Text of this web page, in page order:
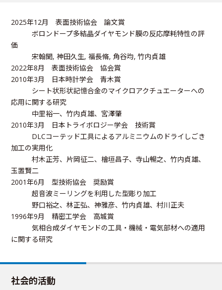
2025年12月 表面技術協会 論文賞
ボロンドープ多結晶ダイヤモンド膜の反応摩耗特性の評
価
宋翰聞, 神田久生, 福長脩, 角谷均, 竹内貞雄
2022年8月 表面技術協会 協会賞
2010年3月 日本時計学会 青木賞
シート状形状記憶合金のマイクロアクチュエーターへの
応用に関する研究
中里裕一、竹内貞雄、宮澤肇
2010年3月 日本トライボロジー学会 技術賞
DLCコーテッド工具によるアルミニウムのドライしごき
加工の実用化
村木正芳、片岡征二、檜垣昌子、寺山暢之、竹内貞雄、
玉置賢二
2001年6月 型技術協会 奨励賞
超音波ミーリングを利用した型彫り加工
野口裕之、林正弘、神雅彦、竹内貞雄、村川正夫
1996年9月 精密工学会 高城賞
気相合成ダイヤモンドの工具・機械・電気部材への適用
に関する研究
社会的活動